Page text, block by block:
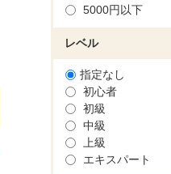
5000円以下
レベル
指定なし
初心者
初級
中級
上級
エキスパート